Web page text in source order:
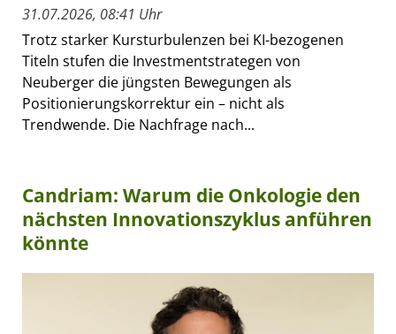
31.07.2026, 08:41 Uhr
Trotz starker Kursturbulenzen bei KI-bezogenen
Titeln stufen die Investmentstrategen von
Neuberger die jüngsten Bewegungen als
Positionierungskorrektur ein – nicht als
Trendwende. Die Nachfrage nach...
Candriam: Warum die Onkologie den
nächsten Innovationszyklus anführen
könnte